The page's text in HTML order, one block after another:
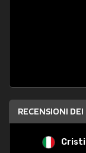
RECENSIONI